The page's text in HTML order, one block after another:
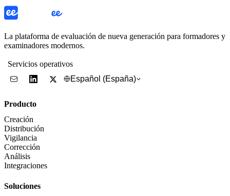
La plataforma de evaluación de nueva generación para formadores y
examinadores modernos.
Servicios operativos
Español (España)
Producto
Creación
Distribución
Vigilancia
Corrección
Análisis
Integraciones
Soluciones